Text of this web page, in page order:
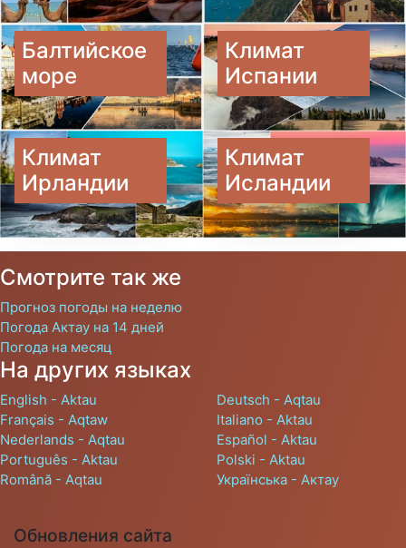
Балтийское
море
Климат
Испании
Климат
Ирландии
Климат
Исландии
Смотрите так же
Прогноз погоды на неделю
Погода Актау на 14 дней
Погода на месяц
На других языках
English - Aktau
Deutsch - Aqtau
Français - Aqtaw
Italiano - Aktau
Nederlands - Aqtau
Español - Aktau
Português - Aktau
Polski - Aktau
Română - Aqtau
Українська - Актау
Обновления сайта